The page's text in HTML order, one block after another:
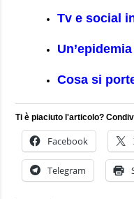
Tv e social
Cosa si
Ti è piaciuto l'articolo?
Facebook
Telegram